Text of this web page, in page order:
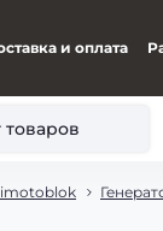
и оплата
товаров